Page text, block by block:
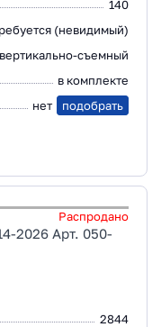
140
(невидимый)
вертикально-съемный
в комплекте
нет подобрать
Распродано
2026 Арт. 050-
2844